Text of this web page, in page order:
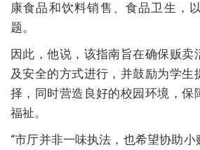
康食品和饮料销售、食品卫生，
题。
因此，他说，该指南旨在确保贩卖
及安全的方式进行，并鼓励为学生
择，同时营造良好的校园环境，保
福祉。
“市厅并非一味执法，也希望协助